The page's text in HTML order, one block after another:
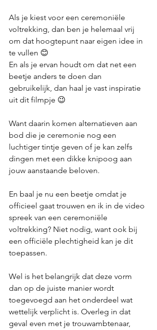
Als je kiest voor een ceremoniële
voltrekking, dan ben je helemaal vrij
om dat hoogtepunt naar eigen idee in
te vullen 😊
En als je ervan houdt om dat net een
beetje anders te doen dan
gebruikelijk, dan haal je vast inspiratie
uit dit filmpje 😉
Want daarin komen alternatieven aan
bod die je ceremonie nog een
luchtiger tintje geven of je kan zelfs
dingen met een dikke knipoog aan
jouw aanstaande beloven.
En baal je nu een beetje omdat je
officieel gaat trouwen en ik in de video
spreek van een ceremoniële
voltrekking? Niet nodig, want ook bij
een officiële plechtigheid kan je dit
toepassen.
Wel is het belangrijk dat deze vorm
dan op de juiste manier wordt
toegevoegd aan het onderdeel wat
wettelijk verplicht is. Overleg in dat
geval even met je trouwambtenaar,